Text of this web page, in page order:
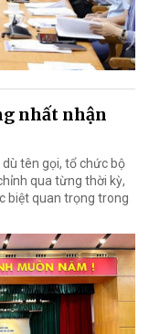
nhất nhận
tên gọi, tổ chức bộ
qua từng thời kỳ,
biệt quan trọng trong